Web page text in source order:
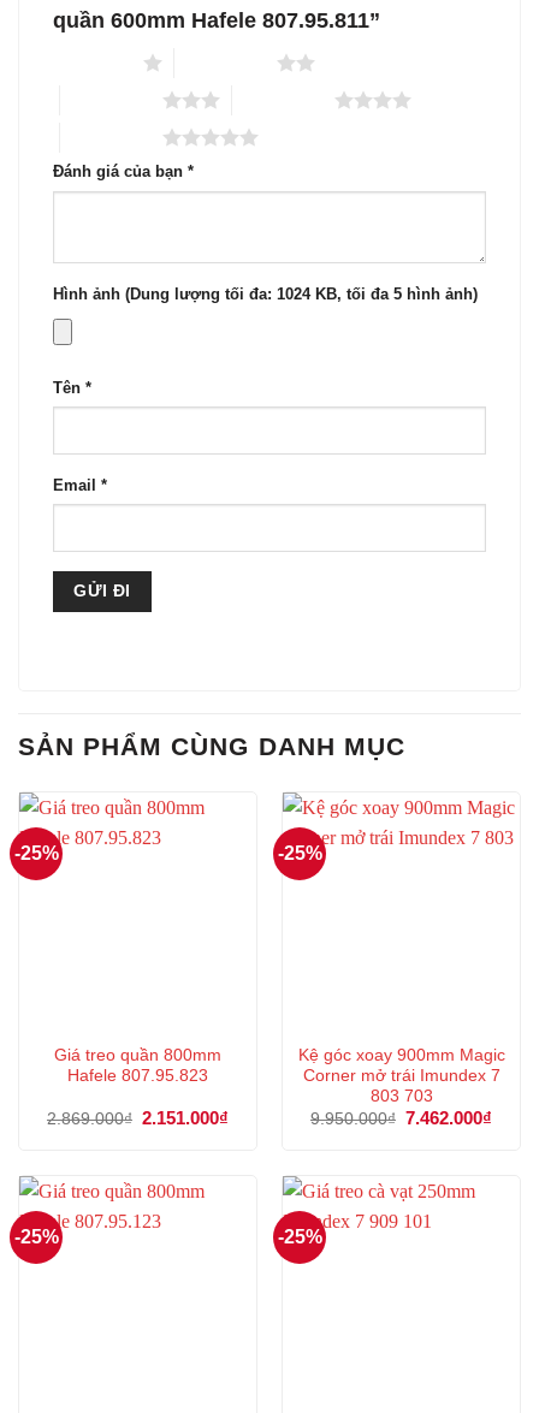
quần 600mm Hafele 807.95.811”
Đánh giá của bạn *
Hình ảnh (Dung lượng tối đa: 1024 KB, tối đa 5 hình ảnh)
Tên *
Email *
SẢN PHẨM CÙNG DANH MỤC
-25%
Giá treo quần 800mm
Hafele 807.95.823
2.869.000₫ Giá
2.151.000₫
2.151.000₫.
-25%
Kệ góc xoay 900mm Magic
Corner mở trái Imundex 7
803 703
9.950.000₫ Giá
7.462.000₫
-25% -25%